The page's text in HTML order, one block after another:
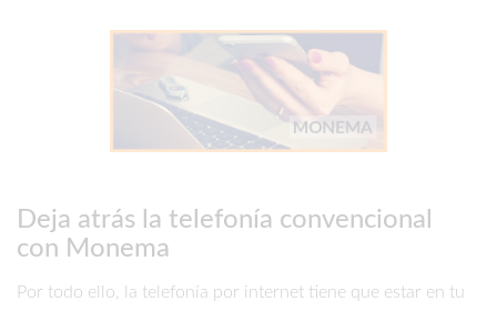
Deja atrás la telefonía convencional
con Monema
Por todo ello, la telefonía por internet tiene que estar en tu